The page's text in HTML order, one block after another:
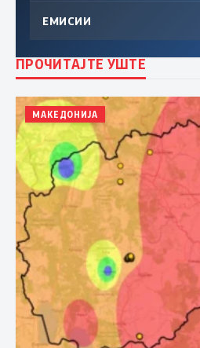
ЕМИСИИ
ПРОЧИТАЈТЕ УШТЕ
МАКЕДОНИЈА